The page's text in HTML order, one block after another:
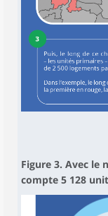
Figure 3. Avec
compte 5 128